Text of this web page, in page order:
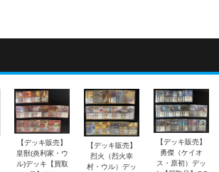
【デッキ販売】
皇獣(炎利家・ウ
ル)デッキ【買取
【デッキ販売】
烈火（烈火幸
村・ウル）デッ
【デッキ販売】
勇傑（ケイオ
ス・原初）デッ